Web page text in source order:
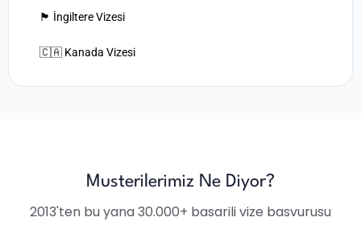
🏴󠁧󠁢󠁥󠁮󠁧󠁿 İngiltere Vizesi
🇨🇦 Kanada Vizesi
Musterilerimiz Ne Diyor?
2013'ten bu yana 30.000+ basarili vize basvurusu